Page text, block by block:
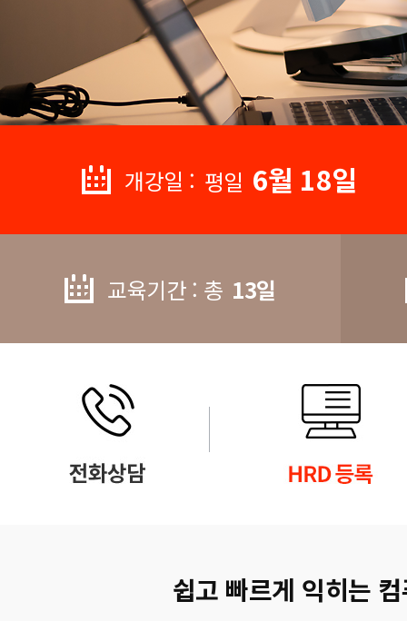
개강일 : 평일 6월 18일
교육기간 : 총 13일
쉽고 빠르게 익히는